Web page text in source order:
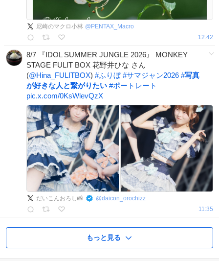
尼崎のマクロ小林 @ PENTAX_Macro
12:42
8/7 『IDOL SUMMER JUNGLE 2026』 MONKEY
STAGE FULIT BOX 花野井ひな さん
(@Hina_FULITBOX) #ふりぼ #サマジャン2026 #写真
が好きな人と繋がりたい #ポートレート
pic.x.com/0KsWlevQzX
だいこんおろし📸 @daicon_orochizz
11:35
もっと見る